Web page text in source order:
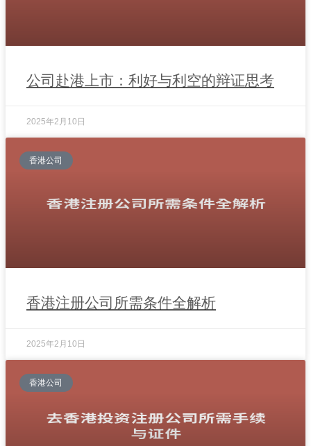
公司赴港上市：利好与利空的辩证思考
2025年2月10日
香港公司
香港注册公司所需条件全解析
2025年2月10日
香港公司